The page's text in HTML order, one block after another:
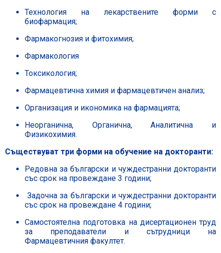
Технология на лекарствените форми с
биофармация;
Фармакогнозия и фитохимия;
Фармакология
Токсикология;
Фармацевтична химия и фармацевтичен анализ;
Организация и икономика на фармацията;
Неорганична, Органична, Аналитична и
Физикохимия.
Съществуват три форми на обучение на докторанти:
Редовна за български и чуждестранни докторанти
със срок на провеждане 3 години;
Задочна за български и чуждестранни докторанти
със срок на провеждане 4 години;
Самостоятелна подготовка на дисертационен труд
за преподаватели и сътрудници на
Фармацевтичния факултет.